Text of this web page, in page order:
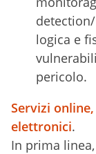
logica e
pericolo.
Servizi
elettronici.
In prima